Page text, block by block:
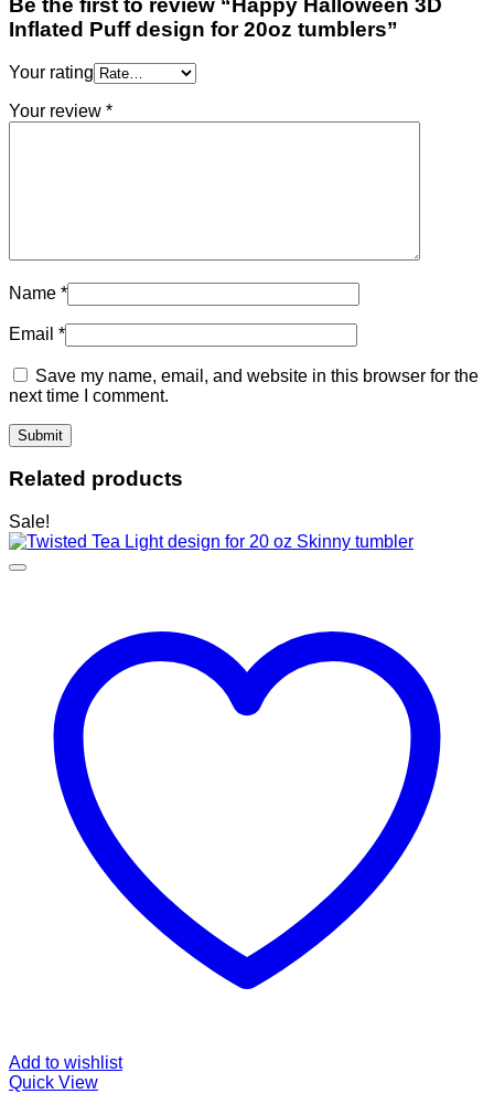
Be the first to review “Happy Halloween 3D
Inflated Puff design for 20oz tumblers”
Your rating
Your review *
Name *
Email *
Save my name, email, and website in this browser for the
next time I comment.
Related products
Sale!
Add to wishlist
Quick View